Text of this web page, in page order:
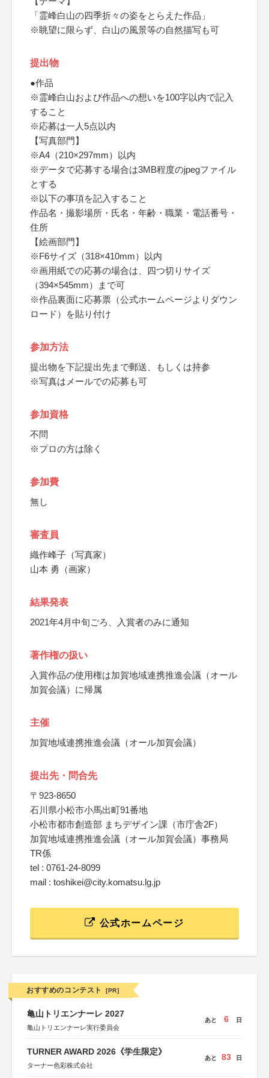
「霊峰白山の四季折々の姿をとらえた作品」
※眺望に限らず、白山の風景等の自然描写も可
提出物
●作品
※霊峰白山および作品への想いを100字以内で記入
すること
※応募は一人5点以内
【写真部門】
※A4（210×297mm）以内
※データで応募する場合は3MB程度のjpegファイル
とする
※以下の事項を記入すること
作品名・撮影場所・氏名・年齢・職業・電話番号・
住所
【絵画部門】
※F6サイズ（318×410mm）以内
※画用紙での応募の場合は、四つ切りサイズ
（394×545mm）まで可
※作品裏面に応募票（公式ホームページよりダウン
ロード）を貼り付け
参加方法
提出物を下記提出先まで郵送、もしくは持参
※写真はメールでの応募も可
参加資格
不問
※プロの方は除く
参加費
無し
審査員
織作峰子（写真家）
山本 勇（画家）
結果発表
2021年4月中旬ごろ、入賞者のみに通知
著作権の扱い
入賞作品の使用権は加賀地域連携推進会議（オール
加賀会議）に帰属
主催
加賀地域連携推進会議（オール加賀会議）
提出先・問合先
〒923-8650
石川県小松市小馬出町91番地
小松市都市創造部 まちデザイン課（市庁舎2F）
加賀地域連携推進会議（オール加賀会議）事務局
TR係
tel : 0761-24-8099
mail : toshikei@city.komatsu.lg.jp
公式ホームページ
おすすめのコンテスト [PR]
亀山トリエンナーレ 2027
亀山トリエンナーレ実行委員会
あと 6 日
TURNER AWARD 2026《学生限定》
ターナー色彩株式会社
あと 83 日